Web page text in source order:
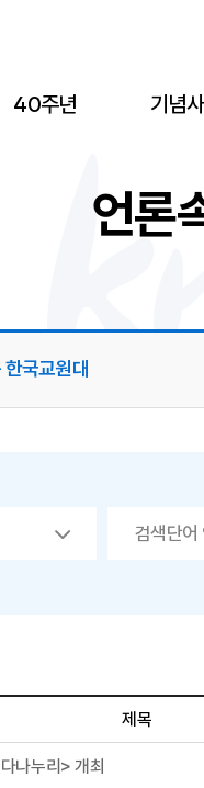
40주년 기념
언론
국교원대
제목
나누리> 개최